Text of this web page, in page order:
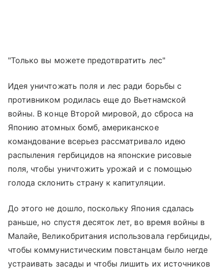
"Только вы можете предотвратить лес"
Идея уничтожать поля и лес ради борьбы с
противником родилась еще до Вьетнамской
войны. В конце Второй мировой, до сброса на
Японию атомных бомб, американское
командование всерьез рассматривало идею
распыления гербицидов на японские рисовые
поля, чтобы уничтожить урожай и с помощью
голода склонить страну к капитуляции.
До этого не дошло, поскольку Япония сдалась
раньше, но спустя десяток лет, во время войны в
Малайе, Великобритания использовала гербициды,
чтобы коммунистическим повстанцам было негде
устраивать засады и чтобы лишить их источников